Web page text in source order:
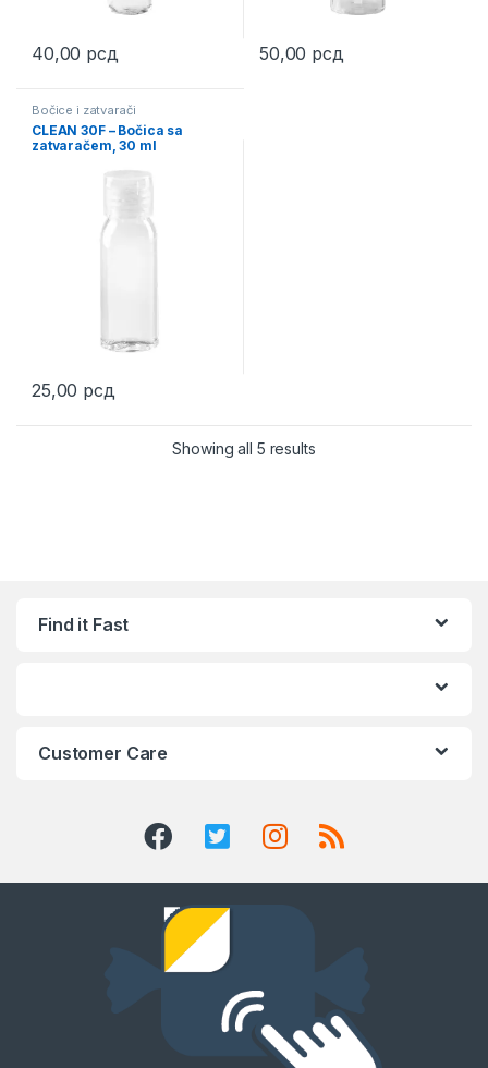
40,00 рсд 50,00 рсд
Bočice i zatvarači
CLEAN 30F – Bočica sa
zatvaračem, 30 ml
25,00 рсд
Showing all 5 results
Find it Fast
Customer Care